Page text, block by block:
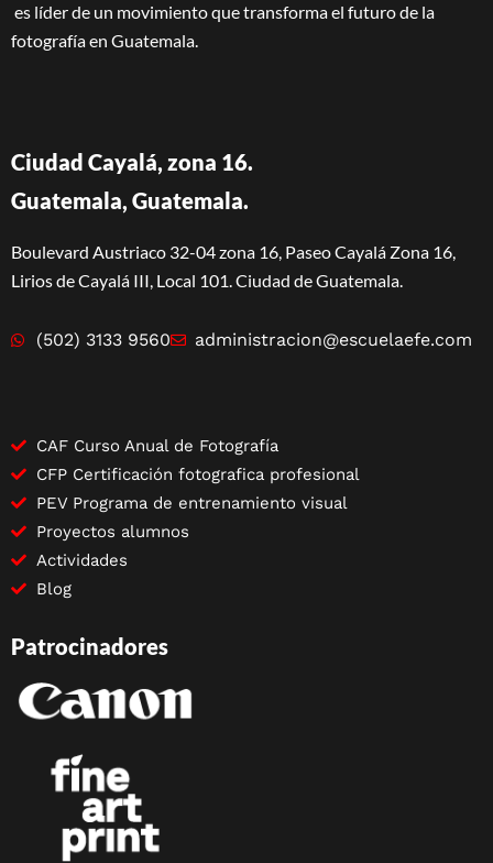
es líder de un movimiento que transforma el futuro de la
fotografía en Guatemala.
Ciudad Cayalá, zona 16.
Guatemala, Guatemala.
Boulevard Austriaco 32-04 zona 16, Paseo Cayalá Zona 16,
Lirios de Cayalá III, Local 101. Ciudad de Guatemala.
(502) 3133 9560 administracion@escuelaefe.com
CAF Curso Anual de Fotografía
CFP Certificación fotografica profesional
PEV Programa de entrenamiento visual
Proyectos alumnos
Actividades
Blog
Patrocinadores